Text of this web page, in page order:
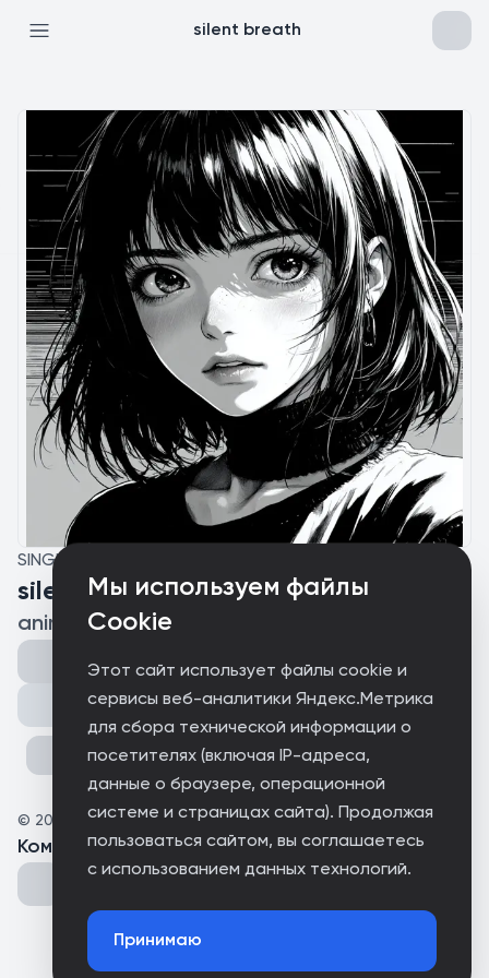
Мы используем файлы
Cookie
Этот сайт использует файлы cookie и
сервисы веб-аналитики Яндекс.Метрика
для сбора технической информации о
посетителях (включая IP-адреса,
данные о браузере, операционной
системе и страницах сайта). Продолжая
пользоваться сайтом, вы соглашаетесь
с использованием данных технологий.
Принимаю
silent breath
SINGLE
silent breath
animalxd
Поделиться
© 2025 animalxd
Комментарии(0 )